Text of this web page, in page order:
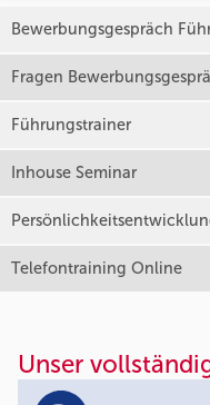
Bewerbungsgespräch
Fragen
Führungstrainer
Inhouse Seminar
Telefontraining Online
Unser